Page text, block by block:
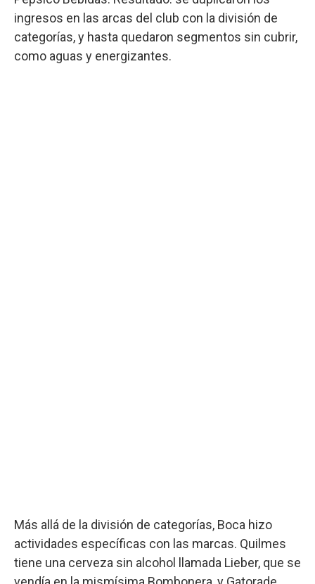
ingresos en las arcas del club con la división de
categorías, y hasta quedaron segmentos sin cubrir,
como aguas y energizantes.
Más allá de la división de categorías, Boca hizo
actividades específicas con las marcas. Quilmes
tiene una cerveza sin alcohol llamada Lieber, que se